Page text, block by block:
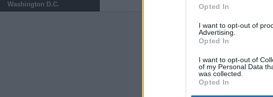
Opted In
I want to opt-out of
Advertising.
Opted In
I want to opt-out of
of my Personal Data
was collected.
Opted In
Washington D.C.
Últimas noticias
controles: "Nos lo esperábamos
Última hora política, en directo